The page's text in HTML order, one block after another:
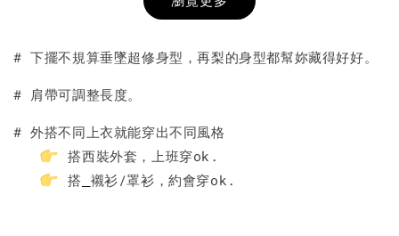
+NT$ 190
-
# 下擺不規算垂墜超修身型，再梨的身型都幫妳藏得好好。
# 肩帶可調整長度。
# 外搭不同上衣就能穿出不同風格
搭西裝外套，上班穿ok.
搭 襯衫/罩衫，約會穿ok.